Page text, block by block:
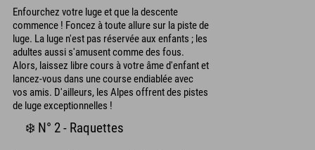
Enfourchez votre luge et que la descente
commence ! Foncez à toute allure sur la piste de
luge. La luge n'est pas réservée aux enfants ; les
adultes aussi s'amusent comme des fous.
Alors, laissez libre cours à votre âme d'enfant et
lancez-vous dans une course endiablée avec
vos amis. D'ailleurs, les Alpes offrent des pistes
de luge exceptionnelles !
❄️ N° 2 - Raquettes